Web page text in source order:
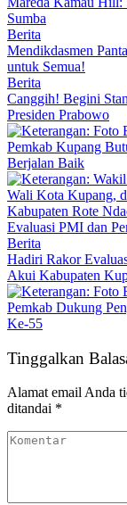
Sumba
Berita
Mendikdasmen
untuk Semua!
Berita
Canggih! Begini
Presiden Prabowo
Pemkab Kupang
Berjalan Baik
Berita
Hadiri Rakor
Akui Kabupaten
Pemkab Dukung
Ke-55
Tinggalkan
Alamat email Anda
ditandai *